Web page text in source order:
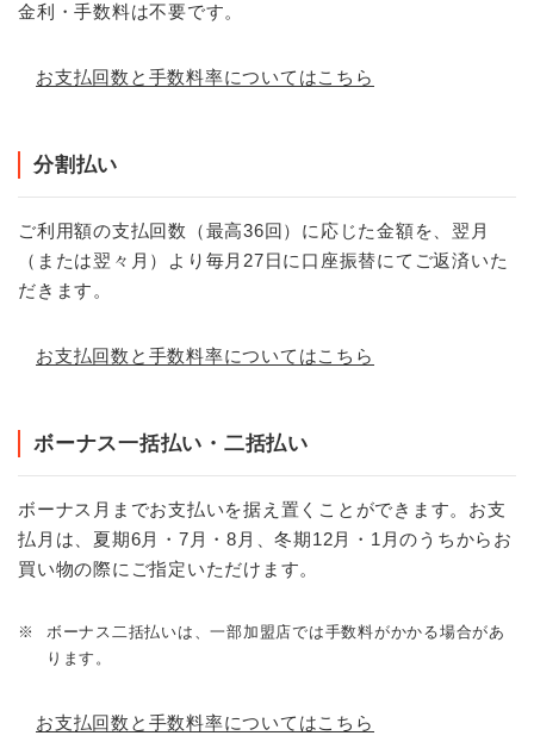
金利・手数料は不要です。
お支払回数と手数料率についてはこちら
分割払い
ご利用額の支払回数（最高36回）に応じた金額を、翌月
（または翌々月）より毎月27日に口座振替にてご返済いた
だきます。
お支払回数と手数料率についてはこちら
ボーナス一括払い・二括払い
ボーナス月までお支払いを据え置くことができます。お支
払月は、夏期6月・7月・8月、冬期12月・1月のうちからお
買い物の際にご指定いただけます。
※
ボーナス二括払いは、一部加盟店では手数料がかかる場合があ
ります。
お支払回数と手数料率についてはこちら